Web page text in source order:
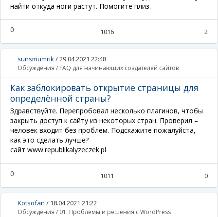
найти откуда ноги растут. Помогите плиз.
0 1016 2
sunsmumrik/29.04.2021 22:48
Обсуждения / FAQ для начинающих создателей сайтов
Как заблокировать открытие страницы для
определённой страны?
Здравствуйте. Перепробовал несколько плагинов, чтобы
закрыть доступ к сайту из некоторых стран. Проверил –
человек входит без проблем. Подскажите пожалуйста,
как это сделать лучше?
сайт www.republikalyzeczek.pl
0 1011 0
Kotsofan / 18.04.2021 21:22
Обсуждения / 01. Проблемы и решения с WordPress